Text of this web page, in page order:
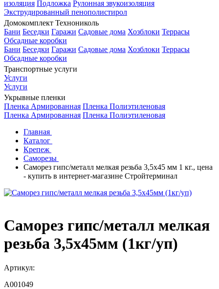
изоляция Подложка Рулонная звукоизоляция
Экструдированный пенополистирол
Домокомплект Технониколь
Бани Беседки Гаражи Садовые дома Хозблоки Террасы
Обсадные коробки
Бани Беседки Гаражи Садовые дома Хозблоки Террасы
Обсадные коробки
Транспортные услуги
Услуги
Услуги
Укрывные пленки
Пленка Армированная Пленка Полиэтиленовая
Пленка Армированная Пленка Полиэтиленовая
Главная
Каталог
Крепеж
Саморезы
Саморез гипс/металл мелкая резьба 3,5х45 мм 1 кг., цена
- купить в интернет-магазине Стройтерминал
Саморез гипс/металл мелкая
резьба 3,5х45мм (1кг/уп)
Артикул:
A001049